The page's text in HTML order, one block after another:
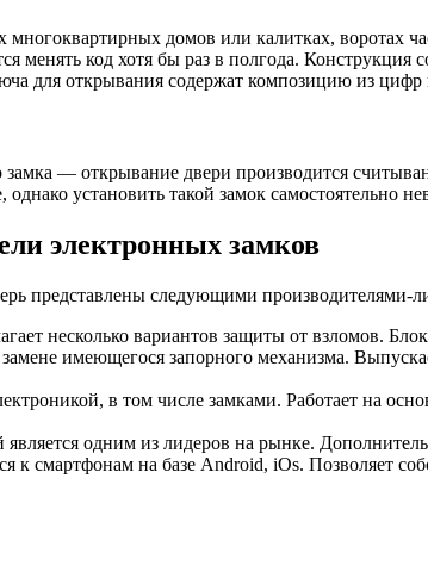
многоквартирных домов или калитках,
менять код хотя бы раз в полгода.
для открывания содержат композицию из цифр
— открывание двери производится
установить такой замок самостоятельно
электронных замков
представлены следующими производителями-
несколько вариантов защиты от взломов.
имеющегося запорного механизма.
в том числе замками. Работает на
одним из лидеров на рынке.
к смартфонам на базе Android, iOs. Позволяет